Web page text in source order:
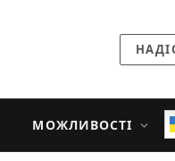
МОЖЛИВОСТІ